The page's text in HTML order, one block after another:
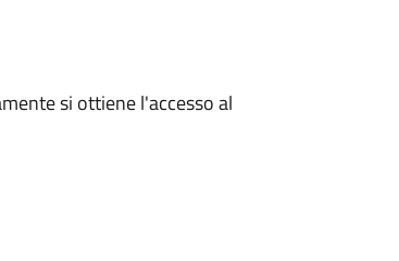
si ottiene l'accesso al